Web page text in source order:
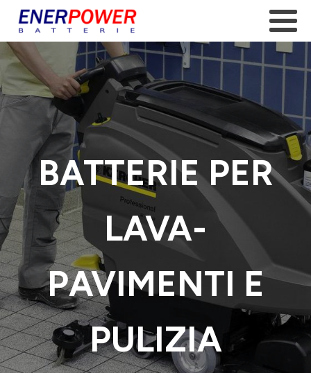
BATTERIE PER
LAVA-
PAVIMENTI E
PULIZIA